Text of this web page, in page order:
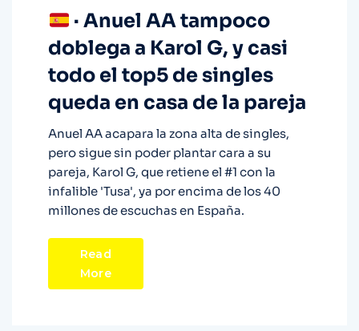
· Anuel AA tampoco
doblega a Karol G, y casi
todo el top5 de singles
queda en casa de la pareja
Anuel AA acapara la zona alta de singles,
pero sigue sin poder plantar cara a su
pareja, Karol G, que retiene el #1 con la
infalible 'Tusa', ya por encima de los 40
millones de escuchas en España.
Read
More